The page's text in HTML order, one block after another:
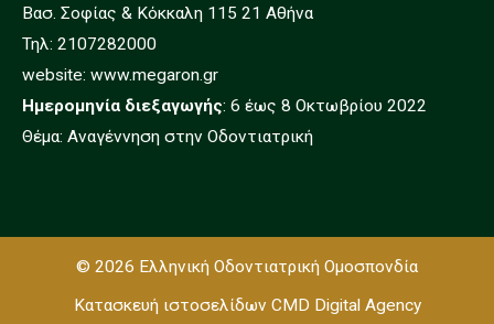
Βασ. Σοφίας & Κόκκαλη 115 21 Αθήνα
Τηλ: 2107282000
website: www.megaron.gr
Ημερομηνία διεξαγωγής: 6 έως 8 Οκτωβρίου 2022
Θέμα: Αναγέννηση στην Οδοντιατρική
© 2026 Ελληνική Οδοντιατρική Ομοσπονδία
Κατασκευή ιστοσελίδων CMD Digital Agency